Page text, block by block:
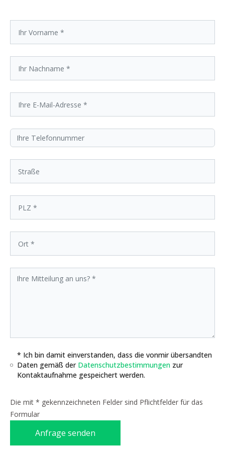
* Ich bin damit einverstanden, dass die vonmir übersandten
Daten gemäß der Datenschutzbestimmungen zur
Kontaktaufnahme gespeichert werden.
Die mit * gekennzeichneten Felder sind Pflichtfelder für das
Formular
Anfrage senden